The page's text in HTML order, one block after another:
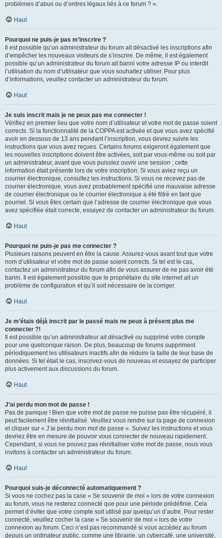
problèmes d’abus ou d’ordres légaux liés à ce forum ? ».
Haut
Pourquoi ne puis-je pas m’inscrire ?
Il est possible qu’un administrateur du forum ait désactivé les inscriptions afin
d’empêcher les nouveaux visiteurs de s’inscrire. De même, il est également
possible qu’un administrateur du forum ait banni votre adresse IP ou interdit
l’utilisation du nom d’utilisateur que vous souhaitez utiliser. Pour plus
d’informations, veuillez contacter un administrateur du forum.
Haut
Je suis inscrit mais je ne peux pas me connecter !
Vérifiez en premier lieu que votre nom d’utilisateur et votre mot de passe soient
corrects. Si la fonctionnalité de la COPPA est activée et que vous avez spécifié
avoir en dessous de 13 ans pendant l’inscription, vous devrez suivre les
instructions que vous avez reçues. Certains forums exigeront également que
les nouvelles inscriptions doivent être activées, soit par vous-même ou soit par
un administrateur, avant que vous puissiez ouvrir une session ; cette
information était présente lors de votre inscription. Si vous aviez reçu un
courrier électronique, consultez les instructions. Si vous ne recevez pas de
courrier électronique, vous avez probablement spécifié une mauvaise adresse
de courrier électronique ou le courrier électronique a été filtré en tant que
pourriel. Si vous êtes certain que l’adresse de courrier électronique que vous
avez spécifiée était correcte, essayez de contacter un administrateur du forum.
Haut
Pourquoi ne puis-je pas me connecter ?
Plusieurs raisons peuvent en être la cause. Assurez-vous avant tout que votre
nom d’utilisateur et votre mot de passe soient corrects. Si tel est le cas,
contactez un administrateur du forum afin de vous assurer de ne pas avoir été
banni. Il est également possible que le propriétaire du site internet ait un
problème de configuration et qu’il soit nécessaire de la corriger.
Haut
Je m’étais déjà inscrit par le passé mais ne peux à présent plus me
connecter ?!
Il est possible qu’un administrateur ait désactivé ou supprimé votre compte
pour une quelconque raison. De plus, beaucoup de forums suppriment
périodiquement les utilisateurs inactifs afin de réduire la taille de leur base de
données. Si tel était le cas, inscrivez-vous de nouveau et essayez de participer
plus activement aux discussions du forum.
Haut
J’ai perdu mon mot de passe !
Pas de panique ! Bien que votre mot de passe ne puisse pas être récupéré, il
peut facilement être réinitialisé. Veuillez vous rendre sur la page de connexion
et cliquer sur « J’ai perdu mon mot de passe ». Suivez les instructions et vous
devriez être en mesure de pouvoir vous connecter de nouveau rapidement.
Cependant, si vous ne pouvez pas réinitialiser votre mot de passe, nous vous
invitons à contacter un administrateur du forum.
Haut
Pourquoi suis-je déconnecté automatiquement ?
Si vous ne cochez pas la case « Se souvenir de moi » lors de votre connexion
au forum, vous ne resterez connecté que pour une période prédéfinie. Cela
permet d’éviter que votre compte soit utilisé par quelqu’un d’autre. Pour rester
connecté, veuillez cocher la case « Se souvenir de moi » lors de votre
connexion au forum. Ceci n’est pas recommandé si vous accédez au forum
depuis un ordinateur public, comme une librairie, un cybercafé, une université,